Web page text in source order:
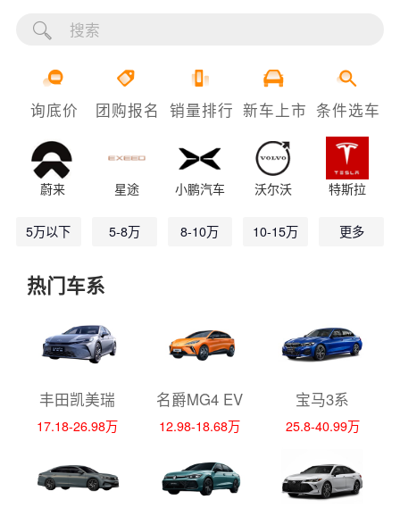
询底价 团购报名 销量排行 新车上市 条件选车
蔚来 星途 小鹏汽车 沃尔沃 特斯拉
5万以下 5-8万 8-10万 10-15万 更多
热门车系
丰田凯美瑞
17.18-26.98万
名爵MG4 EV
12.98-18.68万
宝马3系
25.8-40.99万